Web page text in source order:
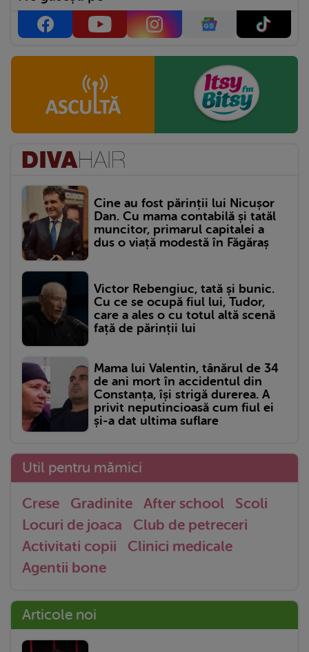
Cine au fost părinții lui Nicușor
Dan. Cu mama contabilă și tatăl
muncitor, primarul capitalei a
dus o viață modestă în Făgăraș
Victor Rebengiuc, tată și bunic.
Cu ce se ocupă fiul lui, Tudor,
care a ales o cu totul altă scenă
față de părinții lui
Mama lui Valentin, tânărul de 34
de ani mort în accidentul din
Constanța, își strigă durerea. A
privit neputincioasă cum fiul ei
și-a dat ultima suflare
Util pentru mămici
Crese Gradinite After school
Scoli
Locuri de joaca
Club de petreceri
Activitati copii
Clinici medicale
Agentii bone
Articole noi